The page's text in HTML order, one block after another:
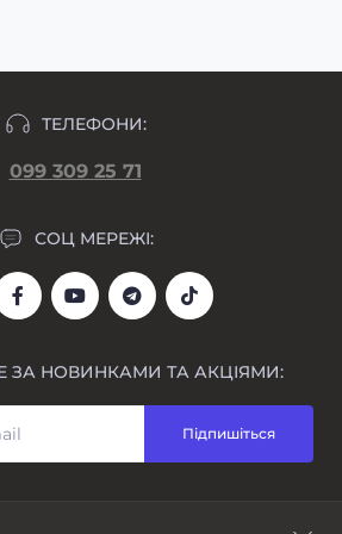
ТЕЛЕФОНИ:
099 309 25 71
СОЦ МЕРЕЖІ:
ЗА НОВИНКАМИ ТА АКЦІЯМИ:
Підпишіться